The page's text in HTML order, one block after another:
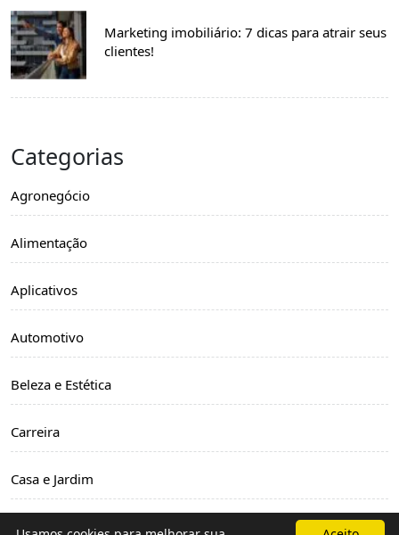
Marketing imobiliário: 7 dicas para atrair seus
clientes!
Categorias
Agronegócio
Alimentação
Aplicativos
Automotivo
Beleza e Estética
Carreira
Casa e Jardim
Comparativo